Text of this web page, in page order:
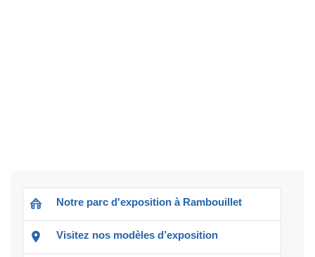
Notre parc d'exposition à Rambouillet
Visitez nos modèles d’exposition